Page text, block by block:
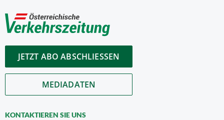
JETZT ABO ABSCHLIESSEN
MEDIADATEN
KONTAKTIEREN SIE UNS